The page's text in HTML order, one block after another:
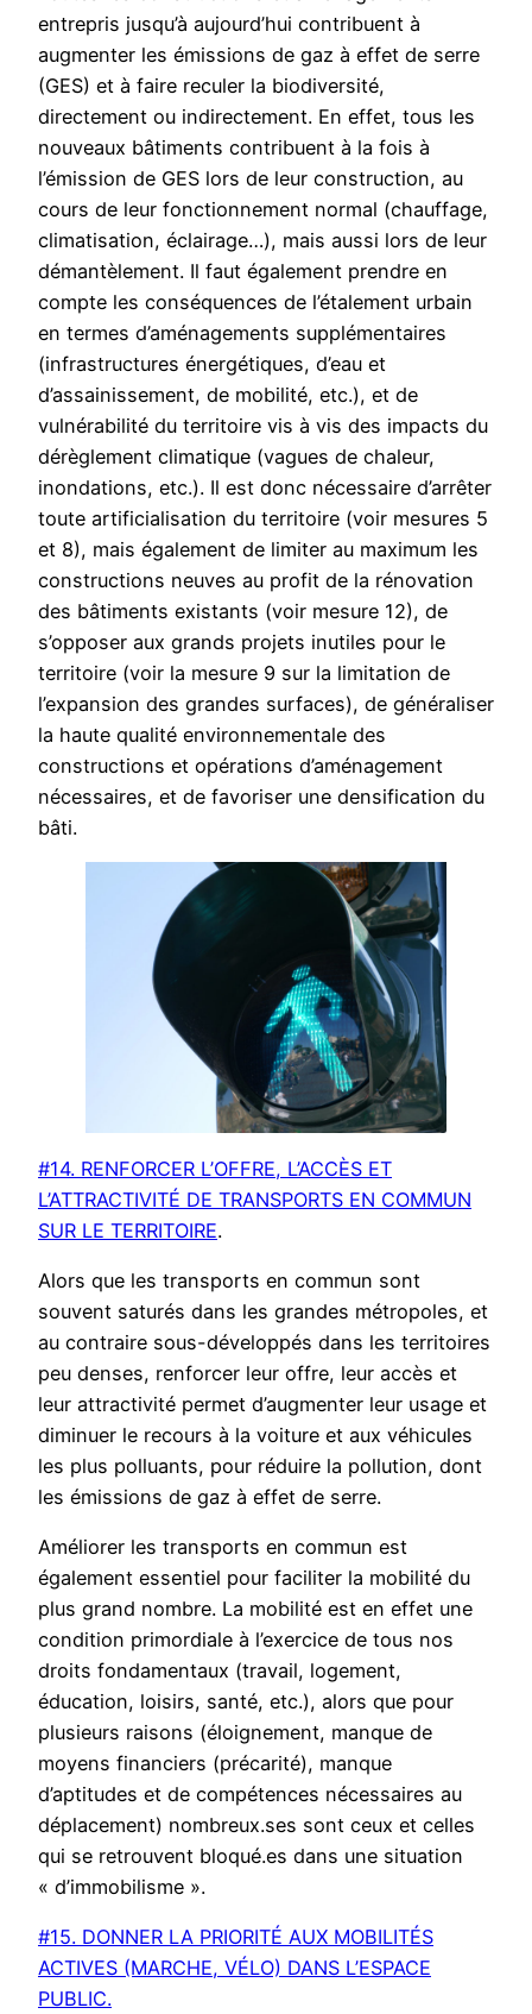
entrepris jusqu’à aujourd’hui contribuent à
augmenter les émissions de gaz à effet de serre
(GES) et à faire reculer la biodiversité,
directement ou indirectement. En effet, tous les
nouveaux bâtiments contribuent à la fois à
l’émission de GES lors de leur construction, au
cours de leur fonctionnement normal (chauffage,
climatisation, éclairage…), mais aussi lors de leur
démantèlement. Il faut également prendre en
compte les conséquences de l’étalement urbain
en termes d’aménagements supplémentaires
(infrastructures énergétiques, d’eau et
d’assainissement, de mobilité, etc.), et de
vulnérabilité du territoire vis à vis des impacts du
dérèglement climatique (vagues de chaleur,
inondations, etc.). Il est donc nécessaire d’arrêter
toute artificialisation du territoire (voir mesures 5
et 8), mais également de limiter au maximum les
constructions neuves au profit de la rénovation
des bâtiments existants (voir mesure 12), de
s’opposer aux grands projets inutiles pour le
territoire (voir la mesure 9 sur la limitation de
l’expansion des grandes surfaces), de généraliser
la haute qualité environnementale des
constructions et opérations d’aménagement
nécessaires, et de favoriser une densification du
bâti.
#14. RENFORCER L’OFFRE, L’ACCÈS ET
L’ATTRACTIVITÉ DE TRANSPORTS EN COMMUN
SUR LE TERRITOIRE.
Alors que les transports en commun sont
souvent saturés dans les grandes métropoles, et
au contraire sous-développés dans les territoires
peu denses, renforcer leur offre, leur accès et
leur attractivité permet d’augmenter leur usage et
diminuer le recours à la voiture et aux véhicules
les plus polluants, pour réduire la pollution, dont
les émissions de gaz à effet de serre.
Améliorer les transports en commun est
également essentiel pour faciliter la mobilité du
plus grand nombre. La mobilité est en effet une
condition primordiale à l’exercice de tous nos
droits fondamentaux (travail, logement,
éducation, loisirs, santé, etc.), alors que pour
plusieurs raisons (éloignement, manque de
moyens financiers (précarité), manque
d’aptitudes et de compétences nécessaires au
déplacement) nombreux.ses sont ceux et celles
qui se retrouvent bloqué.es dans une situation
« d’immobilisme ».
#15. DONNER LA PRIORITÉ AUX MOBILITÉS
ACTIVES (MARCHE, VÉLO) DANS L’ESPACE
PUBLIC.